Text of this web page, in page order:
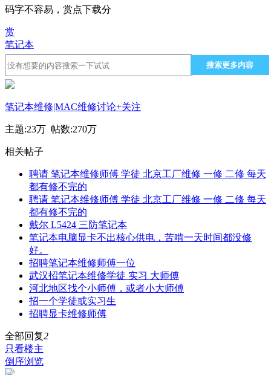
码字不容易，赏点下载分
赏
笔记本
搜索更多内容
笔记本维修|MAC维修讨论+关注
主题:23万 帖数:270万
相关帖子
聘请 笔记本维修师傅 学徒 北京工厂维修 一修 二修 每天
都有修不完的
聘请 笔记本维修师傅 学徒 北京工厂维修 一修 二修 每天
都有修不完的
戴尔 L5424 三防笔记本
笔记本电脑显卡不出核心供电，苦啃一天时间都没修
好。
招聘笔记本维修师傅一位
武汉招笔记本维修学徒 实习 大师傅
河北地区找个小师傅，或者小大师傅
招一个学徒或实习生
招聘显卡维修师傅
全部回复2
只看楼主
倒序浏览